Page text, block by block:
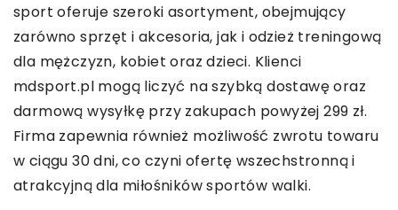
sport oferuje szeroki asortyment, obejmujący
zarówno sprzęt i akcesoria, jak i odzież treningową
dla mężczyzn, kobiet oraz dzieci. Klienci
mdsport.pl mogą liczyć na szybką dostawę oraz
darmową wysyłkę przy zakupach powyżej 299 zł.
Firma zapewnia również możliwość zwrotu towaru
w ciągu 30 dni, co czyni ofertę wszechstronną i
atrakcyjną dla miłośników sportów walki.